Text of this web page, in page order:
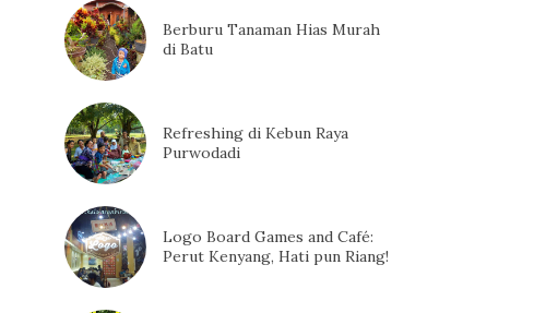
Berburu Tanaman Hias Murah
di Batu
Refreshing di Kebun Raya
Purwodadi
Logo Board Games and Café:
Perut Kenyang, Hati pun Riang!